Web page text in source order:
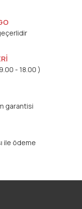
- 18.00 )
garantisi
ile ödeme